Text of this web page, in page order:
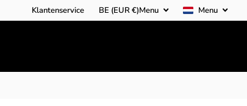
Klantenservice BE (EUR €)Menu Menu